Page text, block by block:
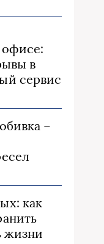
в
сервис
–
как
жизни